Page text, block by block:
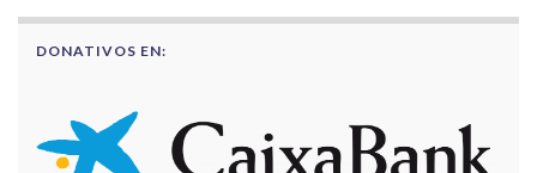
DONATIVOS EN: